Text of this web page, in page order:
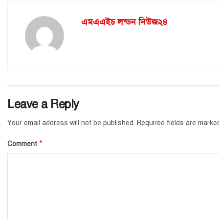
এমএএইচ লন্ডন নিউজ২৪
Leave a Reply
Your email address will not be published. Required fields are
Comment *